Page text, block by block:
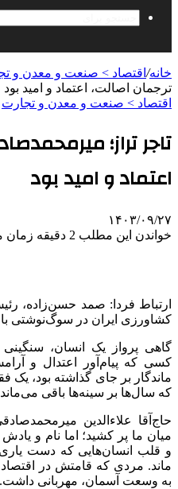
خانه/ اقتصاد > صنعت و معدن و
ترجمان اصالت، اعتماد و امید بود
اقتصاد > صنعت و معدن و تجارت
تاجر تراز؛
اعتماد و امید بود
۱۴۰۳/۰۹/۲۷
خواندن این مطلب 2 دقیقه زمان میبرد
ارتباط فردا: صمد حسن‌زاده،
کشاورزی ایران در سوگ‌نوشتی با
گاهی پرواز یک انسان،
کسی که پیام‌آور اعتدال و
ماندگار بر جای گذاشته بود،
که سال‌ها بر سینه‌ها باقی
حاج‌آقا علاءالدین
میان ما پر کشید؛ اما نام و
و قلب انسان‌هایی که دست
ماند. مردی که قامتش در
به وسعت آسمان، مهربانی داشت.